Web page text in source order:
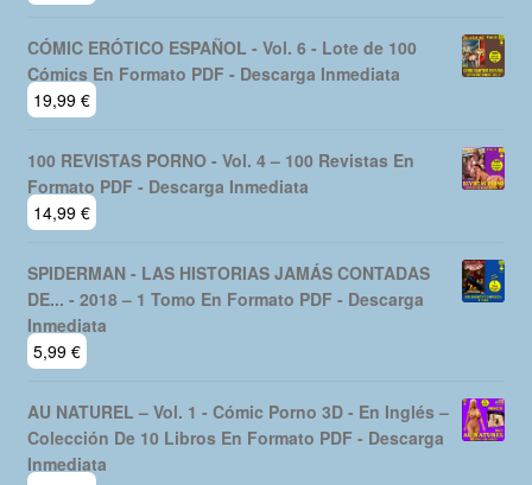
CÓMIC ERÓTICO ESPAÑOL - Vol. 6 - Lote de 100
Cómics En Formato PDF - Descarga Inmediata
19,99 €
100 REVISTAS PORNO - Vol. 4 – 100 Revistas En
Formato PDF - Descarga Inmediata
14,99 €
SPIDERMAN - LAS HISTORIAS JAMÁS CONTADAS
DE... - 2018 – 1 Tomo En Formato PDF - Descarga
Inmediata
5,99 €
AU NATUREL – Vol. 1 - Cómic Porno 3D - En Inglés –
Colección De 10 Libros En Formato PDF - Descarga
Inmediata